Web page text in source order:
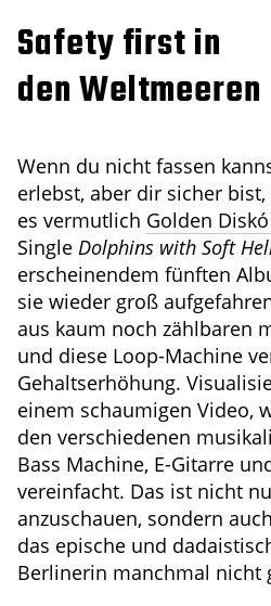
Safety first in
den Weltmeeren
Wenn du nicht fassen
erlebst, aber dir sicher
es vermutlich Golden
Single Dolphins with Soft
erscheinendem fünften
sie wieder groß
aus kaum noch zählbaren
und diese Loop-Machine
Gehaltserhöhung.
einem schaumigen Video,
den verschiedenen
Bass Machine, E-Gitarre
vereinfacht. Das ist nicht
anzuschauen, sondern
das epische und
Berlinerin manchmal nicht